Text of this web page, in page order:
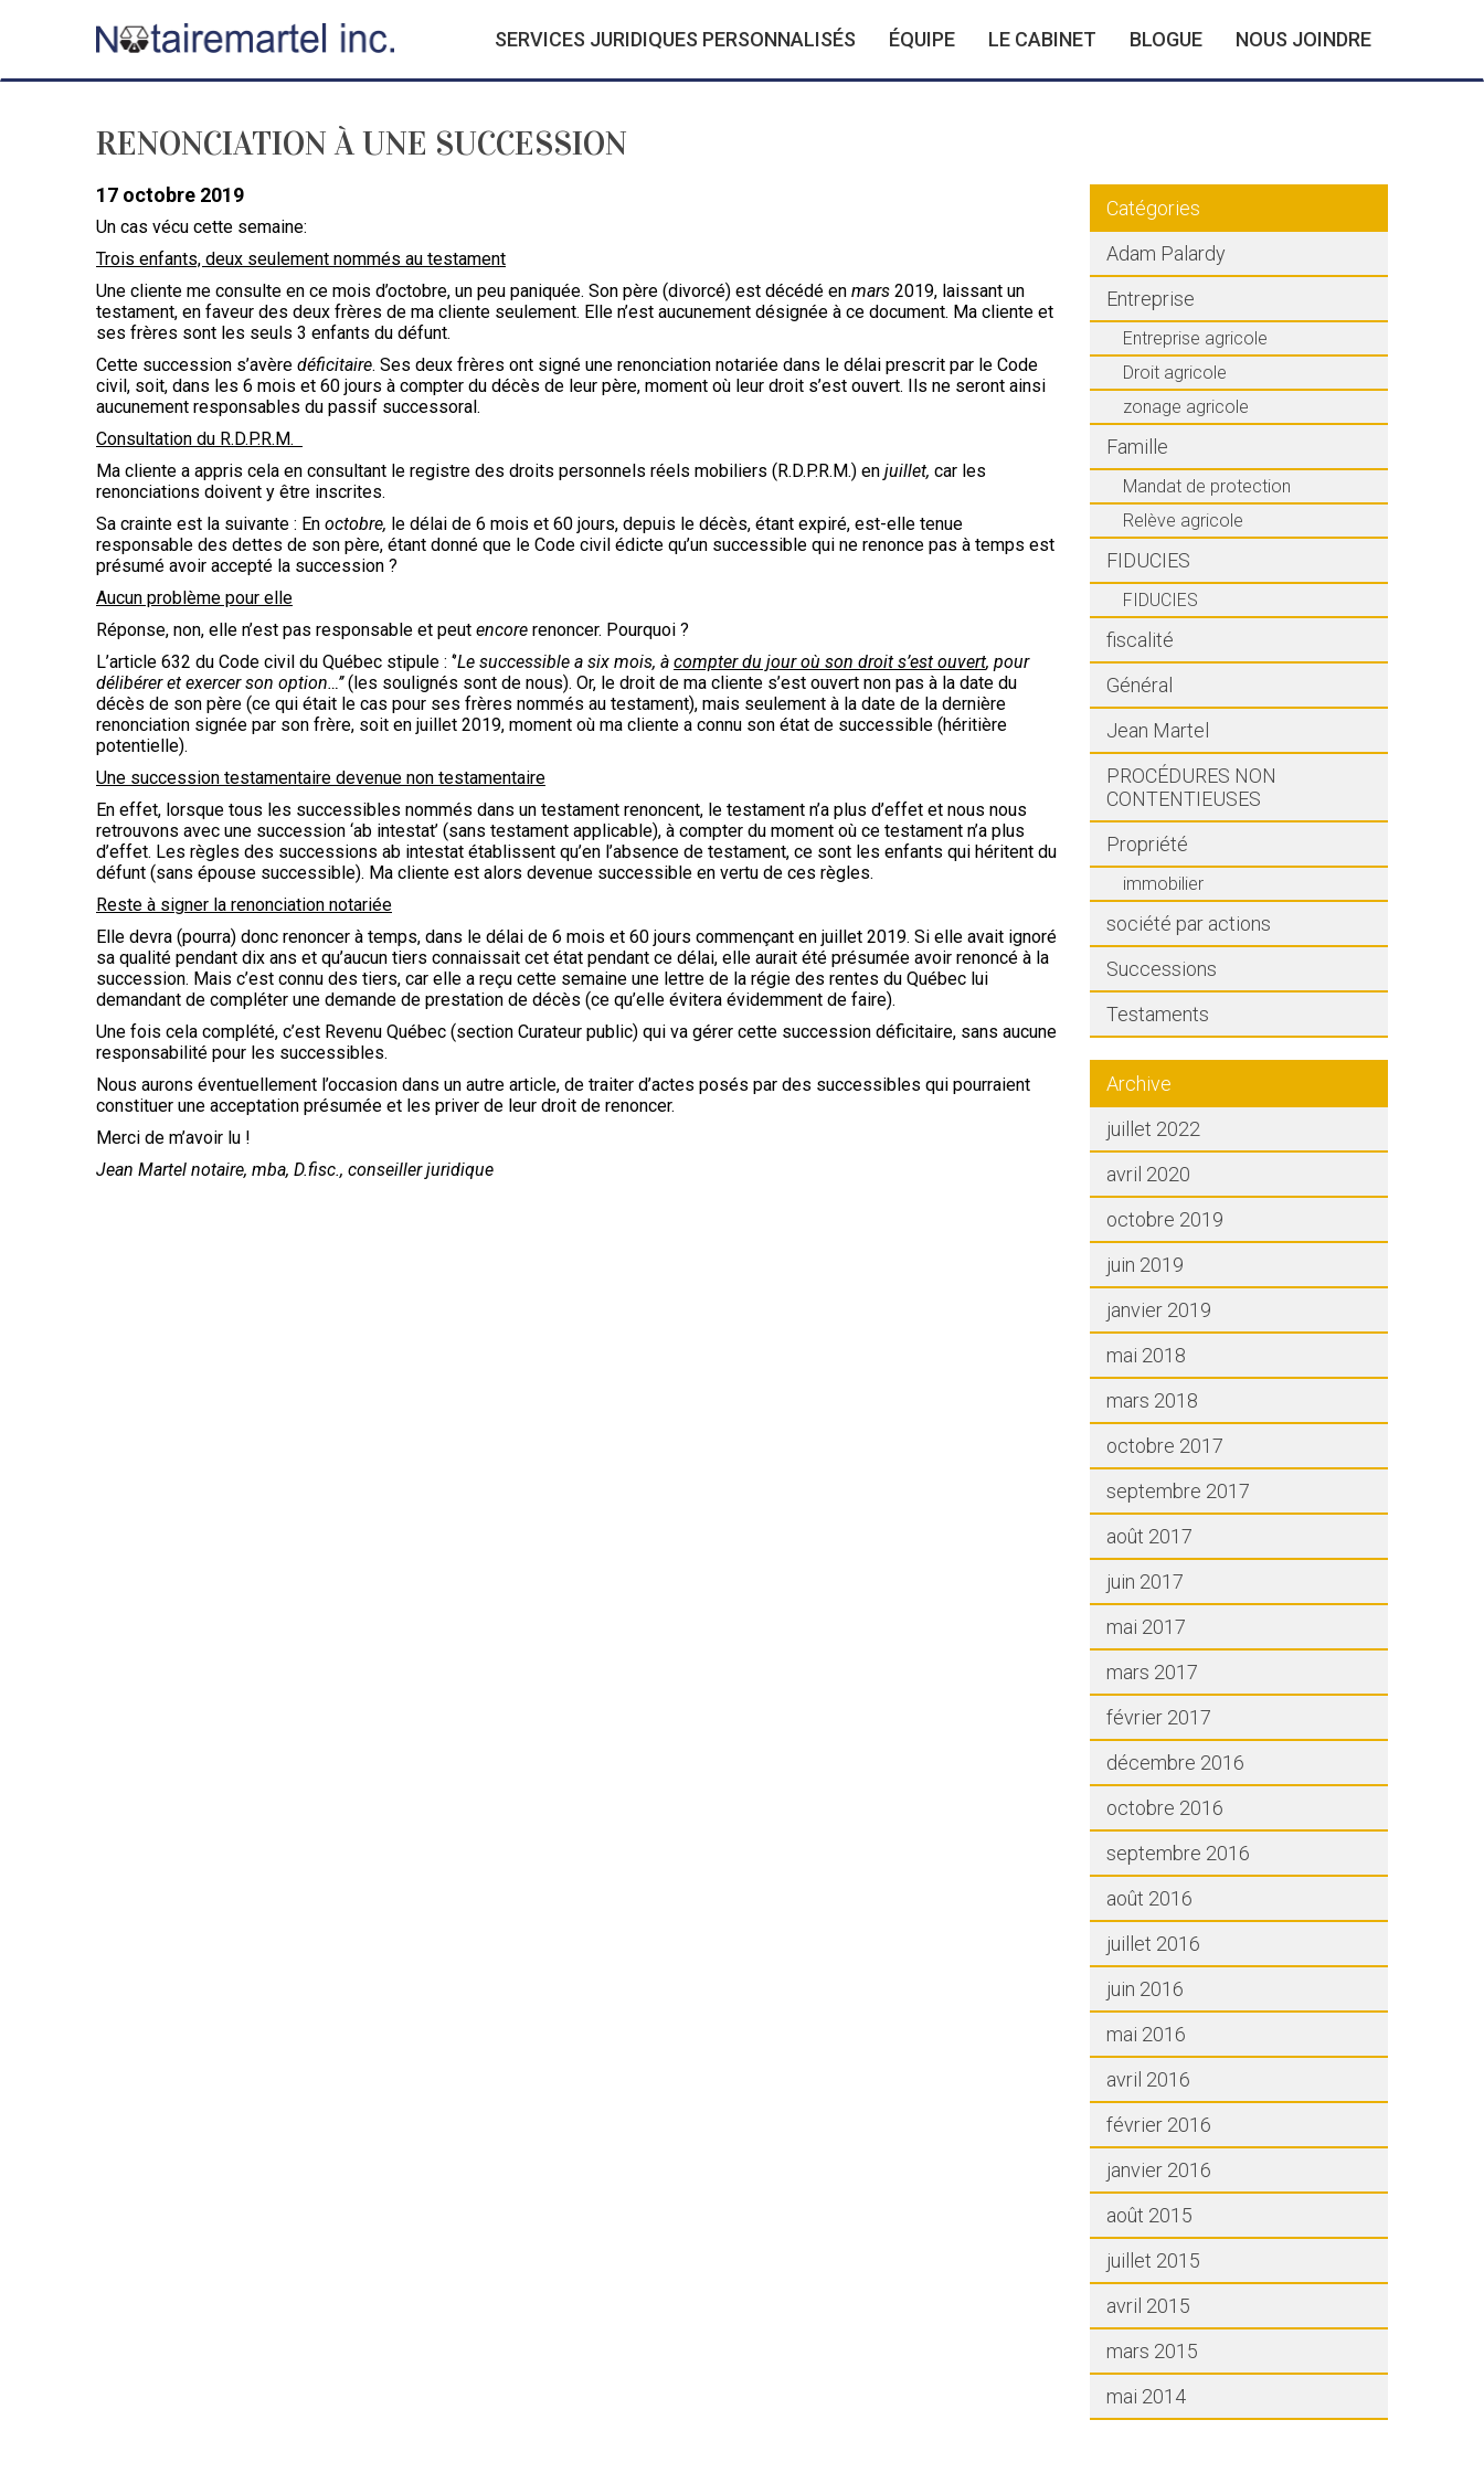
SERVICES JURIDIQUES PERSONNALISÉS ÉQUIPE LE CABINET BLOGUE NOUS JOINDRE
RENONCIATION À UNE SUCCESSION
17 octobre 2019
Un cas vécu cette semaine:
Trois enfants, deux seulement nommés au testament
Une cliente me consulte en ce mois d’octobre, un peu paniquée. Son père (divorcé) est décédé en mars 2019, laissant un
testament, en faveur des deux frères de ma cliente seulement. Elle n’est aucunement désignée à ce document. Ma cliente et
ses frères sont les seuls 3 enfants du défunt.
Cette succession s’avère déficitaire. Ses deux frères ont signé une renonciation notariée dans le délai prescrit par le Code
civil, soit, dans les 6 mois et 60 jours à compter du décès de leur père, moment où leur droit s’est ouvert. Ils ne seront ainsi
aucunement responsables du passif successoral.
Consultation du R.D.P.R.M.
Ma cliente a appris cela en consultant le registre des droits personnels réels mobiliers (R.D.P.R.M.) en juillet, car les
renonciations doivent y être inscrites.
Sa crainte est la suivante : En octobre, le délai de 6 mois et 60 jours, depuis le décès, étant expiré, est-elle tenue
responsable des dettes de son père, étant donné que le Code civil édicte qu’un successible qui ne renonce pas à temps est
présumé avoir accepté la succession ?
Aucun problème pour elle
Réponse, non, elle n’est pas responsable et peut encore renoncer. Pourquoi ?
L’article 632 du Code civil du Québec stipule : ‘’Le successible a six mois, à compter du jour où son droit s’est ouvert, pour
délibérer et exercer son option…’’(les soulignés sont de nous). Or, le droit de ma cliente s’est ouvert non pas à la date du
décès de son père (ce qui était le cas pour ses frères nommés au testament), mais seulement à la date de la dernière
renonciation signée par son frère, soit en juillet 2019, moment où ma cliente a connu son état de successible (héritière
potentielle).
Une succession testamentaire devenue non testamentaire
En effet, lorsque tous les successibles nommés dans un testament renoncent, le testament n’a plus d’effet et nous nous
retrouvons avec une succession ‘ab intestat’ (sans testament applicable), à compter du moment où ce testament n’a plus
d’effet. Les règles des successions ab intestat établissent qu’en l’absence de testament, ce sont les enfants qui héritent du
défunt (sans épouse successible). Ma cliente est alors devenue successible en vertu de ces règles.
Reste à signer la renonciation notariée
Elle devra (pourra) donc renoncer à temps, dans le délai de 6 mois et 60 jours commençant en juillet 2019. Si elle avait ignoré
sa qualité pendant dix ans et qu’aucun tiers connaissait cet état pendant ce délai, elle aurait été présumée avoir renoncé à la
succession. Mais c’est connu des tiers, car elle a reçu cette semaine une lettre de la régie des rentes du Québec lui
demandant de compléter une demande de prestation de décès (ce qu’elle évitera évidemment de faire).
Une fois cela complété, c’est Revenu Québec (section Curateur public) qui va gérer cette succession déficitaire, sans aucune
responsabilité pour les successibles.
Nous aurons éventuellement l’occasion dans un autre article, de traiter d’actes posés par des successibles qui pourraient
constituer une acceptation présumée et les priver de leur droit de renoncer.
Merci de m’avoir lu !
Jean Martel notaire, mba, D.fisc., conseiller juridique
Catégories
Adam Palardy
Entreprise
Entreprise agricole
Droit agricole
zonage agricole
Famille
Mandat de protection
Relève agricole
FIDUCIES
FIDUCIES
fiscalité
Général
Jean Martel
PROCÉDURES NON
CONTENTIEUSES
Propriété
immobilier
société par actions
Successions
Testaments
Archive
juillet 2022
avril 2020
octobre 2019
juin 2019
janvier 2019
mai 2018
mars 2018
octobre 2017
septembre 2017
août 2017
juin 2017
mai 2017
mars 2017
février 2017
décembre 2016
octobre 2016
septembre 2016
août 2016
juillet 2016
juin 2016
mai 2016
avril 2016
février 2016
janvier 2016
août 2015
juillet 2015
avril 2015
mars 2015
mai 2014